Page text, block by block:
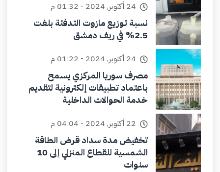
24 أكتوبر, 2024 - 01:32 م
نسبة توزيع مازوت التدفئة بلغت
2.5% في ريف دمشق
24 أكتوبر, 2024 - 01:22 م
مصرف سوريا المركزي يسمح
باعتماد تطبيقات إلكترونية لتقديم
خدمة الحوالات الداخلية
22 أكتوبر, 2024 - 04:04 م
تخفيض مدة سداد قرض الطاقة
الشمسية للقطاع المنزلي إلى 10
سنوات